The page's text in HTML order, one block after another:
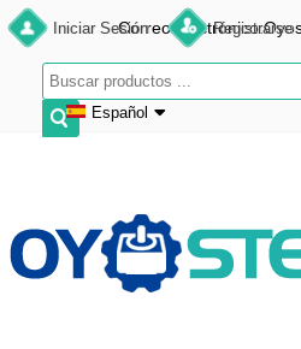
Iniciar Sesión Registrarse
Español
Français
Español
Correo